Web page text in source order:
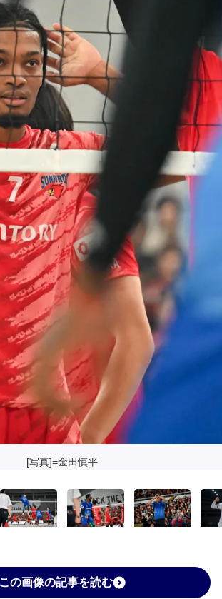
[写真]=金田慎平
この画像の記事を読む